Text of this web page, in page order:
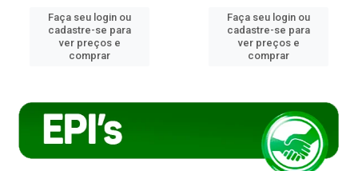
Faça seu login ou
cadastre-se para
ver preços e
comprar
Faça seu login ou
cadastre-se para
ver preços e
comprar